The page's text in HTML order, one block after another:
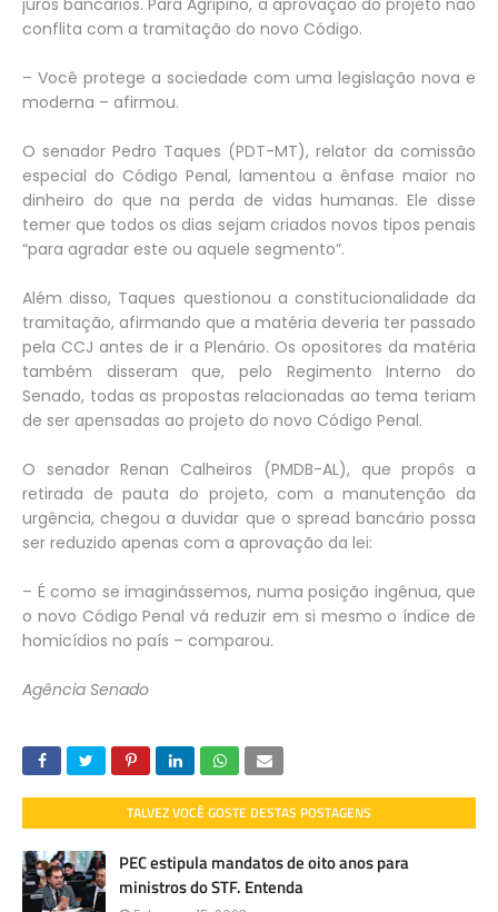
juros bancários. Para Agripino, a aprovação do projeto não
conflita com a tramitação do novo Código.
– Você protege a sociedade com uma legislação nova e
moderna – afirmou.
O senador Pedro Taques (PDT-MT), relator da comissão
especial do Código Penal, lamentou a ênfase maior no
dinheiro do que na perda de vidas humanas. Ele disse
temer que todos os dias sejam criados novos tipos penais
“para agradar este ou aquele segmento”.
Além disso, Taques questionou a constitucionalidade da
tramitação, afirmando que a matéria deveria ter passado
pela CCJ antes de ir a Plenário. Os opositores da matéria
também disseram que, pelo Regimento Interno do
Senado, todas as propostas relacionadas ao tema teriam
de ser apensadas ao projeto do novo Código Penal.
O senador Renan Calheiros (PMDB-AL), que propôs a
retirada de pauta do projeto, com a manutenção da
urgência, chegou a duvidar que o spread bancário possa
ser reduzido apenas com a aprovação da lei:
– É como se imaginássemos, numa posição ingênua, que
o novo Código Penal vá reduzir em si mesmo o índice de
homicídios no país – comparou.
Agência Senado
TALVEZ VOCÊ GOSTE DESTAS POSTAGENS
PEC estipula mandatos de oito anos para
ministros do STF. Entenda